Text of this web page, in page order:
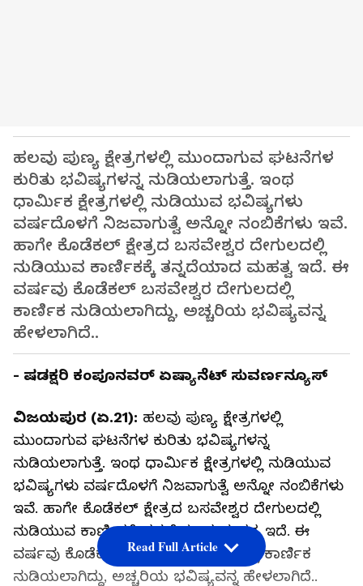
ಹಲವು ಪುಣ್ಯ ಕ್ಷೇತ್ರಗಳಲ್ಲಿ ಮುಂದಾಗುವ ಘಟನೆಗಳ
ಕುರಿತು ಭವಿಷ್ಯಗಳನ್ನ ನುಡಿಯಲಾಗುತ್ತೆ. ಇಂಥ
ಧಾರ್ಮಿಕ ಕ್ಷೇತ್ರಗಳಲ್ಲಿ ನುಡಿಯುವ ಭವಿಷ್ಯಗಳು
ವರ್ಷದೊಳಗೆ ನಿಜವಾಗುತ್ವೆ ಅನ್ನೋ ನಂಬಿಕೆಗಳು ಇವೆ.
ಹಾಗೇ ಕೊಡೆಕಲ್‌ ಕ್ಷೇತ್ರದ ಬಸವೇಶ್ವರ ದೇಗುಲದಲ್ಲಿ
ನುಡಿಯುವ ಕಾರ್ಣಿಕಕ್ಕೆ ತನ್ನದೆಯಾದ ಮಹತ್ವ ಇದೆ. ಈ
ವರ್ಷವು ಕೊಡೆಕಲ್‌ ಬಸವೇಶ್ವರ ದೇಗುಲದಲ್ಲಿ
ಕಾರ್ಣಿಕ ನುಡಿಯಲಾಗಿದ್ದು, ಅಚ್ಚರಿಯ ಭವಿಷ್ಯವನ್ನ
ಹೇಳಲಾಗಿದೆ..
- ಷಡಕ್ಷರಿ ಕಂಪೂನವರ್ ಏಷ್ಯಾನೆಟ್ ಸುವರ್ಣನ್ಯೂಸ್
ವಿಜಯಪುರ (ಏ.21): ಹಲವು ಪುಣ್ಯ ಕ್ಷೇತ್ರಗಳಲ್ಲಿ
ಮುಂದಾಗುವ ಘಟನೆಗಳ ಕುರಿತು ಭವಿಷ್ಯಗಳನ್ನ
ನುಡಿಯಲಾಗುತ್ತೆ. ಇಂಥ ಧಾರ್ಮಿಕ ಕ್ಷೇತ್ರಗಳಲ್ಲಿ ನುಡಿಯುವ
ಭವಿಷ್ಯಗಳು ವರ್ಷದೊಳಗೆ ನಿಜವಾಗುತ್ವೆ ಅನ್ನೋ ನಂಬಿಕೆಗಳು
ಇವೆ. ಹಾಗೇ ಕೊಡೆಕಲ್‌ ಕ್ಷೇತ್ರದ ಬಸವೇಶ್ವರ ದೇಗುಲದಲ್ಲಿ
ನುಡಿಯುವ ಕಾರ್ಣಿಕಕ್ಕೆ ತನ್ನದೆಯಾದ ಮಹತ್ವ ಇದೆ. ಈ
ವರ್ಷವು ಕೊಡೆಕಲ್‌ ಬಸವೇಶ್ವರ ದೇಗುಲದಲ್ಲಿ ಕಾರ್ಣಿಕ
ನುಡಿಯಲಾಗಿದ್ದು, ಅಚ್ಚರಿಯ ಭವಿಷ್ಯವನ್ನ ಹೇಳಲಾಗಿದೆ..
Read Full Article